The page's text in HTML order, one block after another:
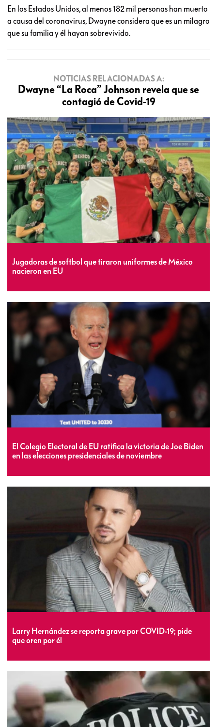
En los Estados Unidos, al menos 182 mil personas han muerto
a causa del coronavirus, Dwayne considera que es un milagro
que su familia y él hayan sobrevivido.
NOTICIAS RELACIONADAS A:
Dwayne “La Roca” Johnson revela que se
contagió de Covid-19
Jugadoras de softbol que tiraron uniformes de México
nacieron en EU
El Colegio Electoral de EU ratifica la victoria de Joe Biden
en las elecciones presidenciales de noviembre
Larry Hernández se reporta grave por COVID-19; pide
que oren por él